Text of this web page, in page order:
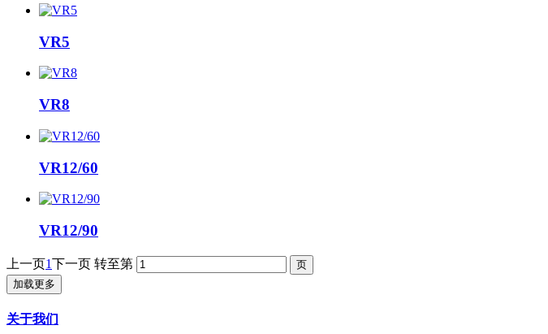
VR5
VR8
VR12/60
VR12/90
上一页1下一页 转至第
加载更多
关于我们